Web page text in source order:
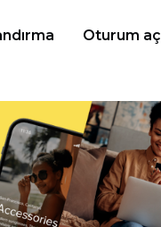
Oturum aç